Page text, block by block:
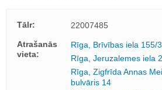
Tālr:
22007485
Atrašanās
vieta:
Rīga, Brīvības iela 155/3
Rīga, Jeruzalemes iela
Rīga, Zigfrīda Annas
bulvāris 14